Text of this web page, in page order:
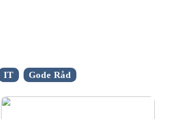
IT Gode Råd